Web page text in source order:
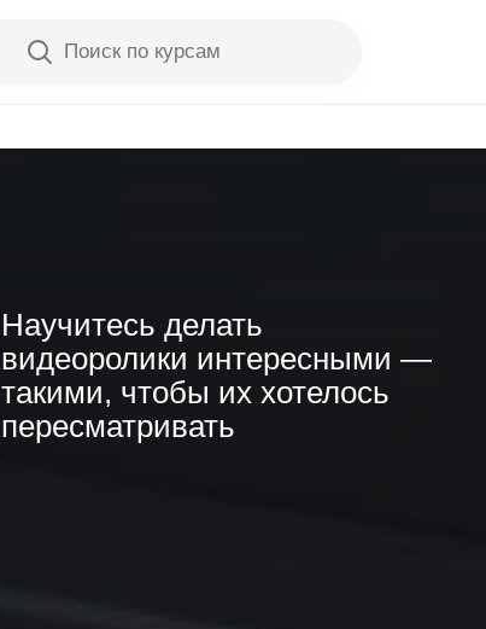
Поиск по курсам
Научитесь делать
видеоролики интересными —
такими, чтобы их хотелось
пересматривать